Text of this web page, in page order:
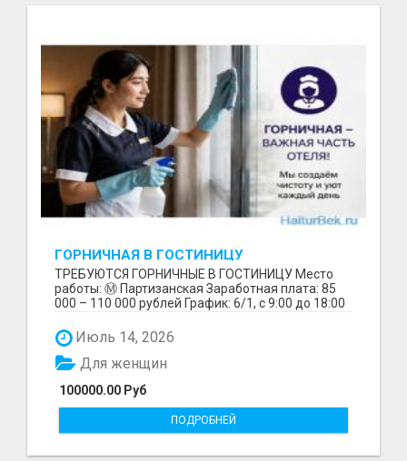
ГОРНИЧНАЯ В ГОСТИНИЦУ
ТРЕБУЮТСЯ ГОРНИЧНЫЕ В ГОСТИНИЦУ Место
работы: Ⓜ️ Партизанская Заработная плата: 85
000 – 110 000 рублей График: 6/1, с 9:00 до 18:00
Июль 14, 2026
100000.00 Руб
Для женщин
ПОДРОБНЕЙ